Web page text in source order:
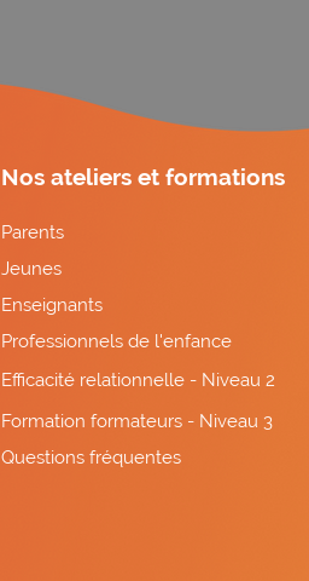
Nos ateliers et formations
Parents
Jeunes
Enseignants
Professionnels de l'enfance
Efficacité relationnelle - Niveau 2
Formation formateurs - Niveau 3
Questions fréquentes